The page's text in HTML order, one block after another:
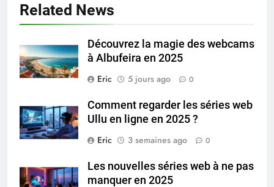
Related News
Découvrez la magie des webcams
à Albufeira en 2025
Eric
5 jours ago 0
Comment regarder les séries web
Ullu en ligne en 2025 ?
Eric
3 semaines ago 0
Les nouvelles séries web à ne pas
manquer en 2025